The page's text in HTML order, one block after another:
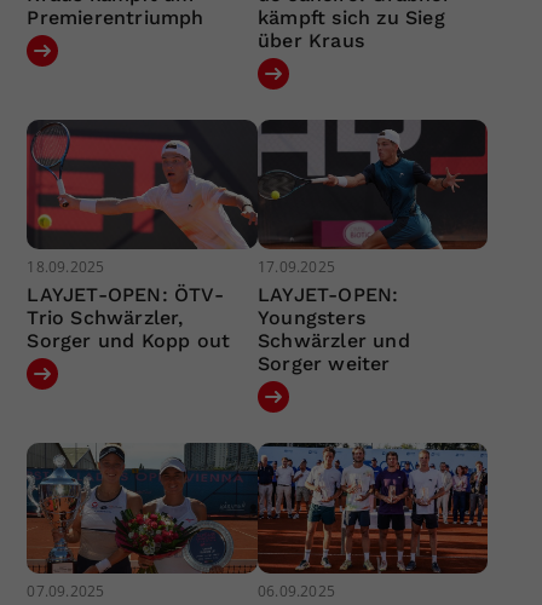
Premierentriumph
kämpft sich zu Sieg
über Kraus
18.09.2025
LAYJET-OPEN: ÖTV-
Trio Schwärzler,
Sorger und Kopp out
17.09.2025
LAYJET-OPEN:
Youngsters
Schwärzler und
Sorger weiter
07.09.2025 06.09.2025